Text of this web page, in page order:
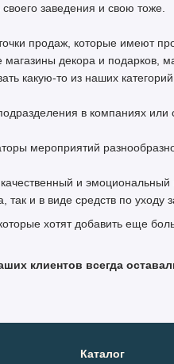
заведения и свою тоже.
продаж, которые имеют
декора и подарков,
какую-то из наших
в компаниях или
мероприятий
и
и в виде средств по уходу
хотят добавить еще
клиентов всегда
Каталог